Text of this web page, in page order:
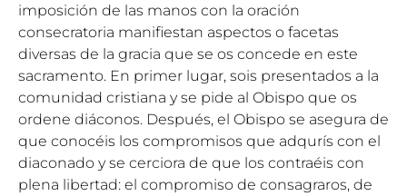
imposición de las manos con la oración
consecratoria manifiestan aspectos o facetas
diversas de la gracia que se os concede en este
sacramento. En primer lugar, sois presentados a la
comunidad cristiana y se pide al Obispo que os
ordene diáconos. Después, el Obispo se asegura de
que conocéis los compromisos que adqurís con el
diaconado y se cerciora de que los contraéis con
plena libertad: el compromiso de consagraros, de